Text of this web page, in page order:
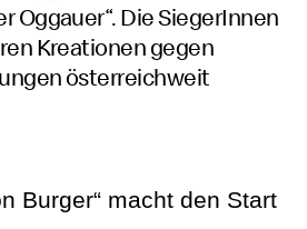
Oggauer“. Die SiegerInnen
Kreationen gegen
österreichweit
Burger“ macht den Start